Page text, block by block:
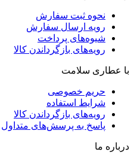
نحوه ثبت سفارش
رویه ارسال سفارش
شیوه‌های پرداخت
رویه‌های بازگرداندن کالا
با عطاری سلامت
حریم خصوصی
شرایط استفاده
رویه‌های بازگرداندن کالا
پاسخ به پرسش‌های متداول
درباره ما